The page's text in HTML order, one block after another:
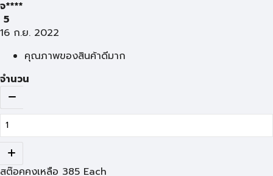
จ****
5
16 ก.ย. 2022
คุณภาพของสินค้าดีมาก
จำนวน
สต๊อคคงเหลือ 385 Each